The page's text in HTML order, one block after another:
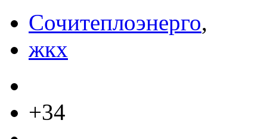
Сочитеплоэнерго,
жкх
+34